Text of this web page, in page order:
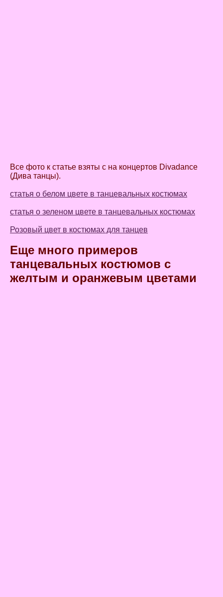
Все фото к статье взяты с на концертов Divadance
(Дива танцы).
статья о белом цвете в танцевальных костюмах
статья о зеленом цвете в танцевальных костюмах
Розовый цвет в костюмах для танцев
Еще много примеров
танцевальных костюмов с
желтым и оранжевым цветами